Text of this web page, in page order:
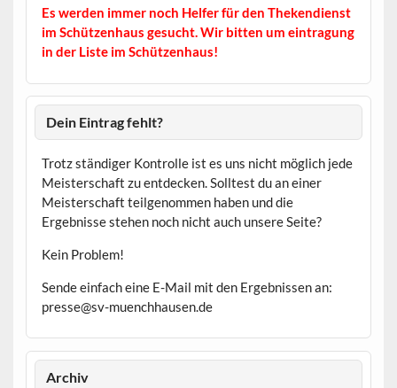
Es werden immer noch Helfer für den Thekendienst
im Schützenhaus gesucht. Wir bitten um eintragung
in der Liste im Schützenhaus!
Dein Eintrag fehlt?
Trotz ständiger Kontrolle ist es uns nicht möglich jede
Meisterschaft zu entdecken. Solltest du an einer
Meisterschaft teilgenommen haben und die
Ergebnisse stehen noch nicht auch unsere Seite?
Kein Problem!
Sende einfach eine E-Mail mit den Ergebnissen an:
presse@sv-muenchhausen.de
Archiv